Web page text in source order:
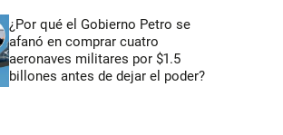
¿Por qué el Gobierno Petro se
afanó en comprar cuatro
aeronaves militares por $1.5
billones antes de dejar el poder?